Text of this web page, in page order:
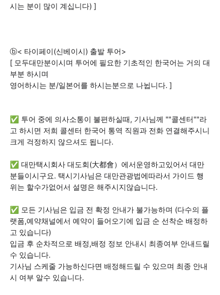
시는 분이 많이 계십니다) ]
ⓑ< 타이페이(신베이시) 출발 투어>
[ 모두대만분이시며 투어에 필요한 기초적인 한국어는 거의 대
부분 하시며
영어하시는 분/일본어를 하시는분으로 나뉩니다. ]
✅ 투어 중에 의사소통이 불편하실때, 기사님께 ""콜센터""라
고 하시면 저희 콜센터 한국어 통역 직원과 전화 연결해주시니
크게 걱정하지 않으셔도 됩니다.
✅ 대만택시회사 대도회(大都會）에서운영하고있어서 대만
분들이시구요. 택시기사님은 대만관광법에따라서 가이드 행
위는 할수가없어서 설명은 해주시지않습니다.
✅ 모든 기사님은 입금 전 확정 안내가 불가능하며 (다수의 플
랫폼,예약채널에서 예약이 들어오기에 입금 순 선착순 배정하
고 있습니다)
입금 후 순차적으로 배정,배정 정보 안내시 최종여부 안내드릴
수 있습니다.
기사님 스케줄 가능하신다면 배정해드릴 수 있으며 최종 안내
시 여부 알수 있습니다.